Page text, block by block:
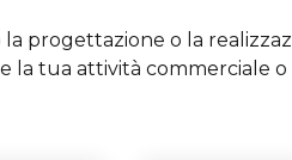
progettazione o la
la tua attività commerciale o